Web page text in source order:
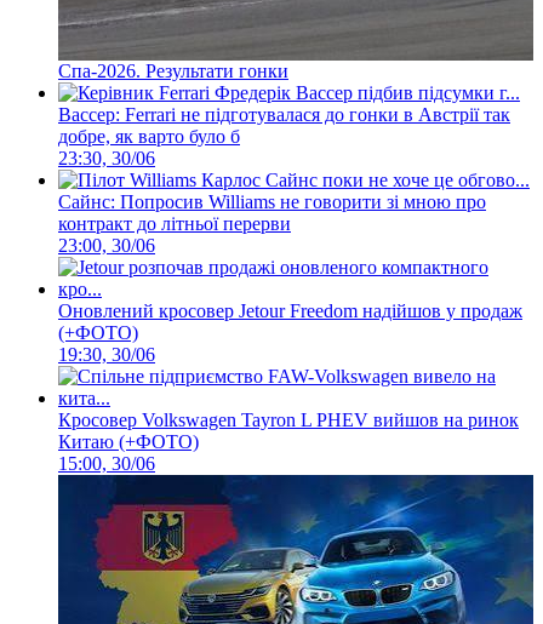
Спа-2026. Результати гонки
Вассер: Ferrari не підготувалася до гонки в Австрії так
добре, як варто було б
23:30, 30/06
Сайнс: Попросив Williams не говорити зі мною про
контракт до літньої перерви
23:00, 30/06
Оновлений кросовер Jetour Freedom надійшов у продаж
(+ФОТО)
19:30, 30/06
Кросовер Volkswagen Tayron L PHEV вийшов на ринок
Китаю (+ФОТО)
15:00, 30/06